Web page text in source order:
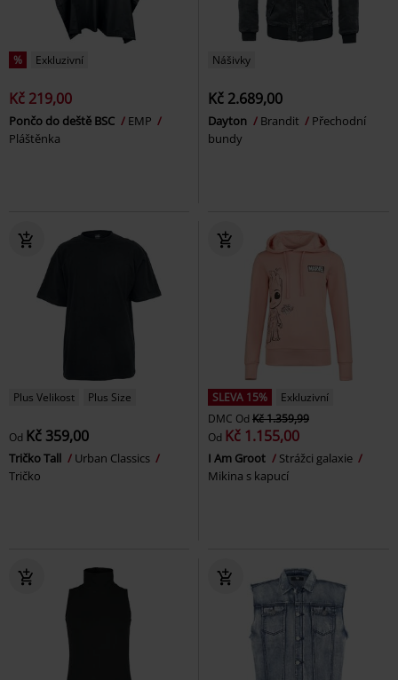
% Exkluzivní
Kč 219,00
Pončo do deště BSC
EMP
Pláštěnka
Nášivky
Kč 2.689,00
Dayton Brandit
Přechodní
bundy
Plus Velikost Plus Size
Od Kč 359,00
Tričko Tall
Urban Classics
Tričko
SLEVA 15%
Exkluzivní
DMC Od Kč 1.359,99
Od Kč 1.155,00
I Am Groot
Strážci galaxie
Mikina s kapucí